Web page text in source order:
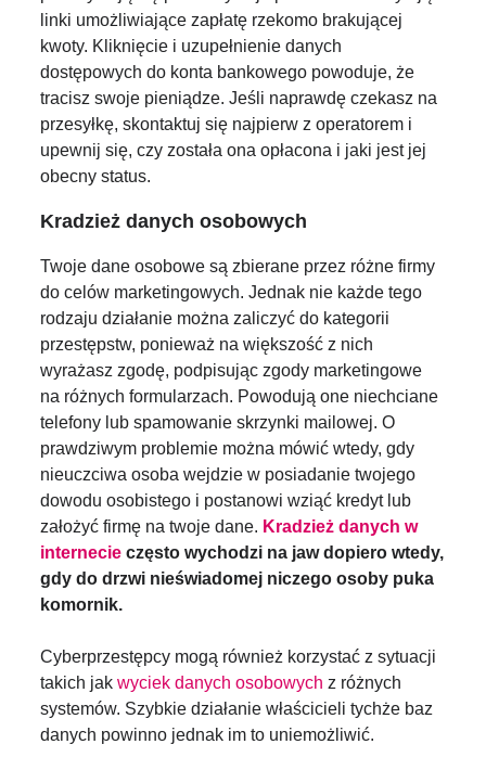
linki umożliwiające zapłatę rzekomo brakującej
kwoty. Kliknięcie i uzupełnienie danych
dostępowych do konta bankowego powoduje, że
tracisz swoje pieniądze. Jeśli naprawdę czekasz na
przesyłkę, skontaktuj się najpierw z operatorem i
upewnij się, czy została ona opłacona i jaki jest jej
obecny status.
Kradzież danych osobowych
Twoje dane osobowe są zbierane przez różne firmy
do celów marketingowych. Jednak nie każde tego
rodzaju działanie można zaliczyć do kategorii
przestępstw, ponieważ na większość z nich
wyrażasz zgodę, podpisując zgody marketingowe
na różnych formularzach. Powodują one niechciane
telefony lub spamowanie skrzynki mailowej. O
prawdziwym problemie można mówić wtedy, gdy
nieuczciwa osoba wejdzie w posiadanie twojego
dowodu osobistego i postanowi wziąć kredyt lub
założyć firmę na twoje dane. Kradzież danych w
internecieczęsto wychodzi na jaw dopiero wtedy,
gdy do drzwi nieświadomej niczego osoby puka
komornik.
Cyberprzestępcy mogą również korzystać z sytuacji
takich jakwyciek danych osobowych z różnych
systemów. Szybkie działanie właścicieli tychże baz
danych powinno jednak im to uniemożliwić.